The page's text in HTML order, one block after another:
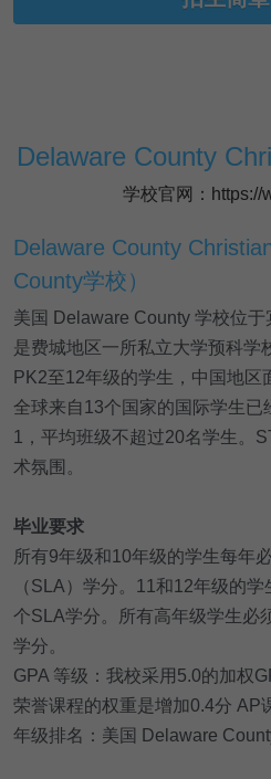
Delaware County
学校官网：https://
Delaware County
County学校）
美国 Delaware County 学校位于
是费城地区一所私立大学预科学
PK2至12年级的学生，中国地区
全球来自13个国家的国际学生已
1，平均班级不超过20名学生。
术氛围。
毕业要求
所有9年级和10年级的学生每年
（SLA）学分。11和12年级的
个SLA学分。所有高年级学生必
学分。
GPA 等级：我校采用5.0的加权
荣誉课程的权重是增加0.4分 AP
年级排名：美国 Delaware